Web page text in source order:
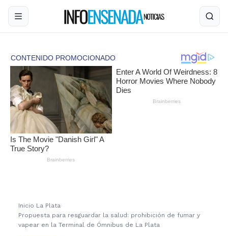
Inicio ›La Plata›
Propuesta para resguardar la salud: prohibición de fumar y
vapear en la Terminal de Ómnibus de La Plata